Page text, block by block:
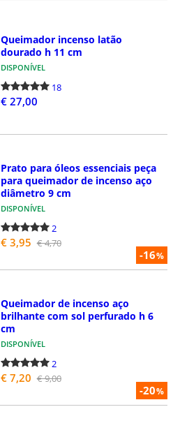
Queimador incenso latão
dourado h 11 cm
DISPONÍVEL
18
€ 27,00
-16%
Prato para óleos essenciais peça
para queimador de incenso aço
diâmetro 9 cm
DISPONÍVEL
2
€ 3,95 € 4,70
-20%
Queimador de incenso aço
brilhante com sol perfurado h 6
cm
DISPONÍVEL
2
€ 7,20 € 9,00